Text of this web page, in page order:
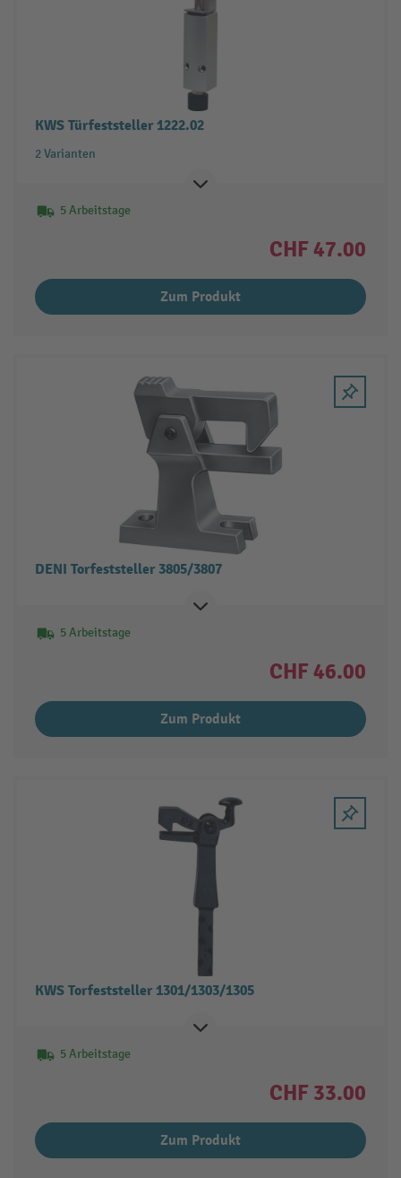
KWS Türfeststeller 1222.02
2 Varianten
5 Arbeitstage
CHF 47.00
Zum Produkt
DENI Torfeststeller 3805/3807
5 Arbeitstage
CHF 46.00
Zum Produkt
KWS Torfeststeller 1301/1303/1305
5 Arbeitstage
CHF 33.00
Zum Produkt